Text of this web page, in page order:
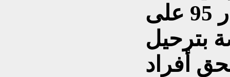
9/1/95/ 933ك في 11 آذار 95 على
بترحيل
أفراد